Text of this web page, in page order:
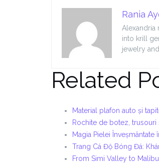
Rania
Alexandria
into krill
jewelry
Related
Material plafon auto și
Rochite de botez, trusouri
Magia Pielei Înveșmântate
Trang Cá Độ Bóng Đá:
From Simi Valley to